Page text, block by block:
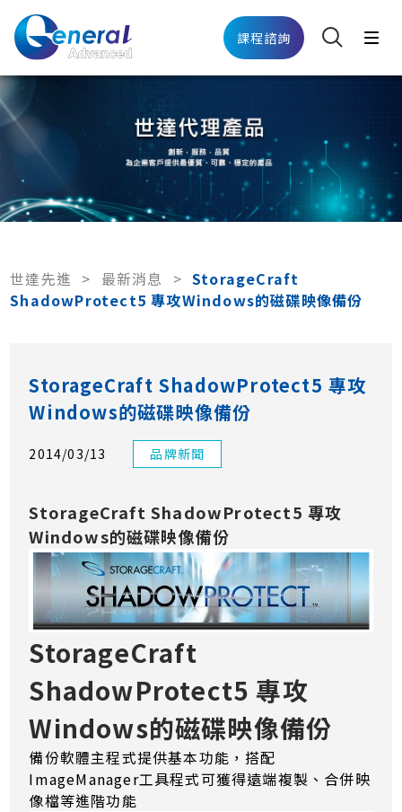
課程諮詢
世達先進 > 最新消息 > StorageCraft
ShadowProtect5 專攻Windows的磁碟映像備份
StorageCraft ShadowProtect5 專攻
Windows的磁碟映像備份
2014/03/13 品牌新聞
StorageCraft ShadowProtect5 專攻
Windows的磁碟映像備份
StorageCraft
ShadowProtect5 專攻
Windows的磁碟映像備份
備份軟體主程式提供基本功能，搭配
ImageManager工具程式可獲得遠端複製、合併映
像檔等進階功能